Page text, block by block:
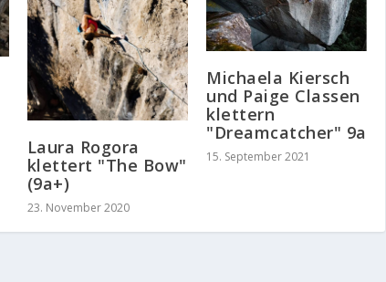
Laura Rogora
klettert "The Bow"
(9a+)
23. November 2020
Michaela Kiersch
und Paige Classen
klettern
"Dreamcatcher" 9a
15. September 2021